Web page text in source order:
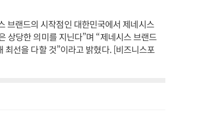
브랜드의 시작점인 대한민국에서 제네시스
상당한 의미를 지닌다”며 “제네시스 브랜드
선을 다할 것”이라고 밝혔다. [비즈니스포